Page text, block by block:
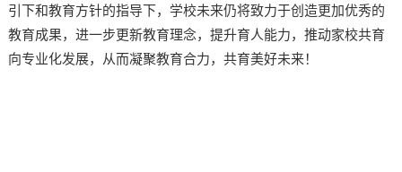
引下和教育方针的指导下，学校未来仍将致力于创造更加优秀的
教育成果，进一步更新教育理念，提升育人能力，推动家校共育
向专业化发展，从而凝聚教育合力，共育美好未来！